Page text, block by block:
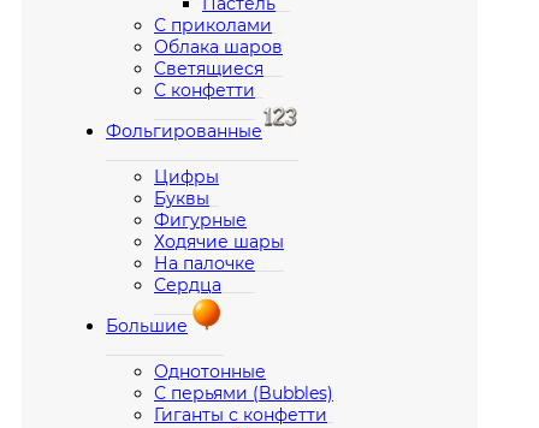
С приколами
Облака шаров
Светящиеся
С конфетти
Фольгированные
Цифры
Буквы
Фигурные
Ходячие шары
На палочке
Сердца
Большие
Однотонные
С перьями (Bubbles)
Гиганты с конфетти